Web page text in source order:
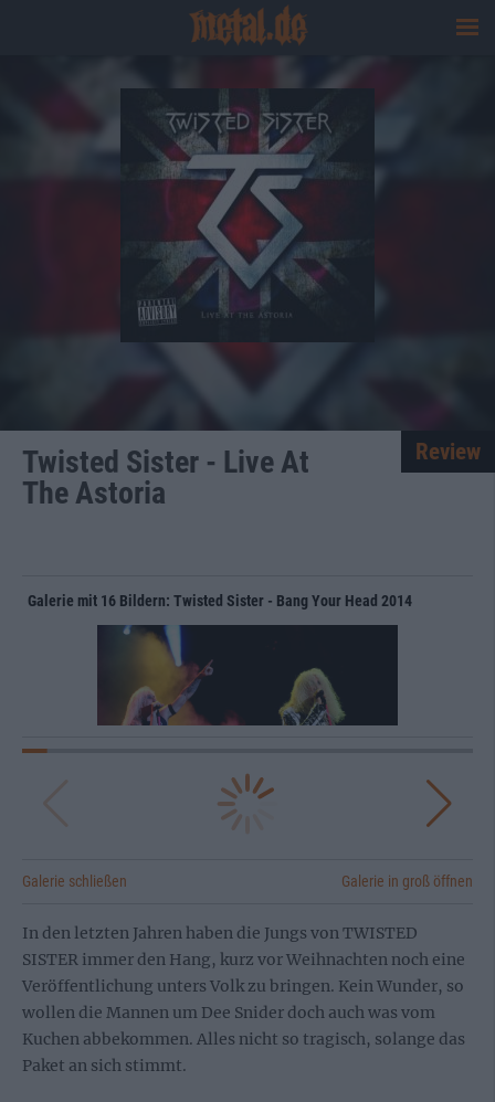
Twisted Sister - Live At
The Astoria
Review
Galerie mit 16 Bildern: Twisted Sister - Bang Your Head 2014
Galerie schließen Galerie in groß öffnen
In den letzten Jahren haben die Jungs von TWISTED
SISTER immer den Hang, kurz vor Weihnachten noch eine
Veröffentlichung unters Volk zu bringen. Kein Wunder, so
wollen die Mannen um Dee Snider doch auch was vom
Kuchen abbekommen. Alles nicht so tragisch, solange das
Paket an sich stimmt.